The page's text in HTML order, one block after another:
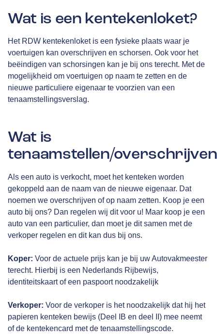
Wat is een kentekenloket?
Het RDW kentekenloket is een fysieke plaats waar je
voertuigen kan overschrijven en schorsen. Ook voor het
beëindigen van schorsingen kan je bij ons terecht. Met de
mogelijkheid om voertuigen op naam te zetten en de
nieuwe particuliere eigenaar te voorzien van een
tenaamstellingsverslag.
Wat is
tenaamstellen/
Als een auto is verkocht, moet het kenteken worden
gekoppeld aan de naam van de nieuwe eigenaar. Dat
noemen we overschrijven of op naam zetten. Koop je een
auto bij ons? Dan regelen wij dit voor u! Maar koop je een
auto van een particulier, dan moet je dit samen met de
verkoper regelen en dit kan dus bij ons.
Koper: Voor de actuele prijs kan je bij uw Autovakmeester
terecht. Hierbij is een Nederlands Rijbewijs,
identiteitskaart of een paspoort noodzakelijk
Verkoper: Voor de verkoper is het noodzakelijk dat hij het
papieren kenteken bewijs (Deel IB en deel II) mee neemt
of de kentekencard met de tenaamstellingscode.